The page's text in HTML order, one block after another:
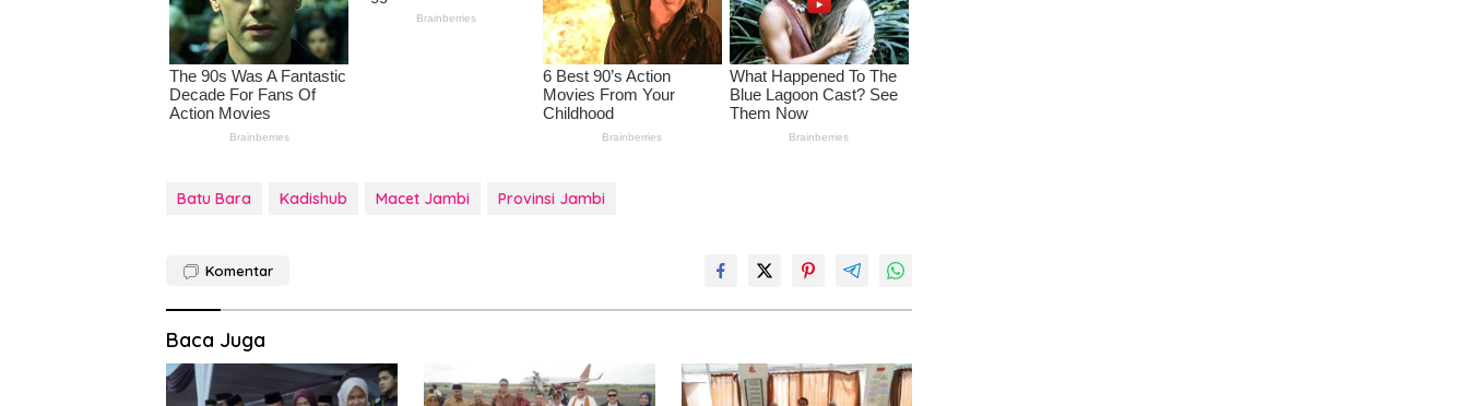
Batu Bara Kadishub Macet Jambi Provinsi Jambi
Komentar
Baca Juga